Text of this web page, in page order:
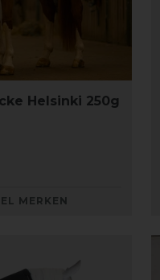
Helsinki 250g
MERKEN